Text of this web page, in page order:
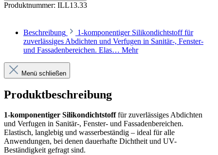
Produktnummer: ILL13.33
Beschreibung
1-komponentiger Silikondichtstoff für
zuverlässiges Abdichten und Verfugen in Sanitär-, Fenster-
und Fassadenbereichen. Elas… Mehr
Menü schließen
Produktbeschreibung
1-komponentiger Silikondichtstofffür zuverlässiges Abdichten
und Verfugen in Sanitär-, Fenster- und Fassadenbereichen.
Elastisch, langlebig und wasserbeständig – ideal für alle
Anwendungen, bei denen dauerhafte Dichtheit und UV-
Beständigkeit gefragt sind.